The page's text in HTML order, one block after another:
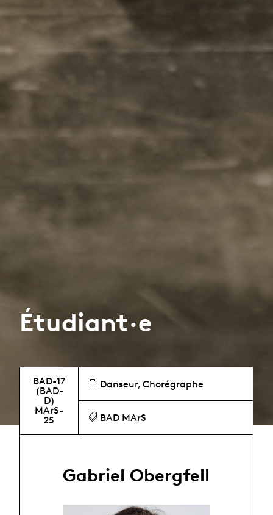
Étudiant·e
BAD-17
(BAD-
D)
MArS-
25
Danseur, Chorégraphe
BAD MArS
Gabriel Obergfell